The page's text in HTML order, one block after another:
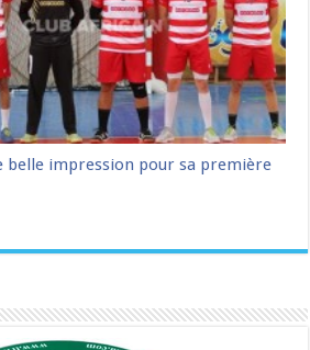
belle impression pour sa première